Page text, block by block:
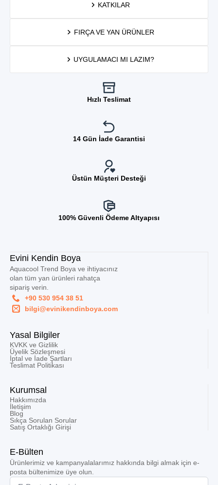
KATKILAR
FIRÇA VE YAN ÜRÜNLER
UYGULAMACI MI LAZIM?
Hızlı Teslimat
14 Gün İade Garantisi
Üstün Müşteri Desteği
100% Güvenli Ödeme Altyapısı
Evini Kendin Boya
Aquacool Trend Boya ve ihtiyacınız
olan tüm yan ürünleri rahatça
sipariş verin.
+90 530 954 38 51
bilgi@evinikendinboya.com
Yasal Bilgiler
KVKK ve Gizlilik
Üyelik Sözleşmesi
İptal ve İade Şartları
Teslimat Politikası
Kurumsal
Hakkımızda
İletişim
Blog
Sıkça Sorulan Sorular
Satış Ortaklığı Girişi
E-Bülten
Ürünlerimiz ve kampanyalalarımız hakkında bilgi almak için e-
posta bültenimize üye olun.
Email